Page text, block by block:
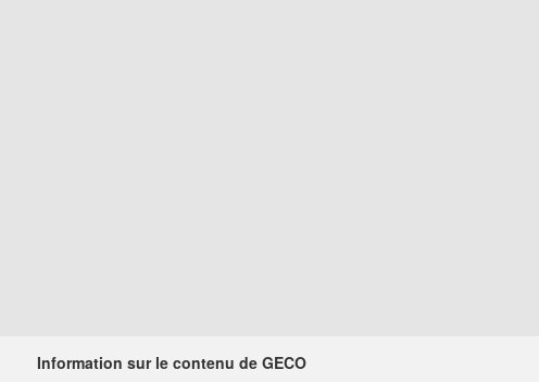
Information sur le contenu de GECO